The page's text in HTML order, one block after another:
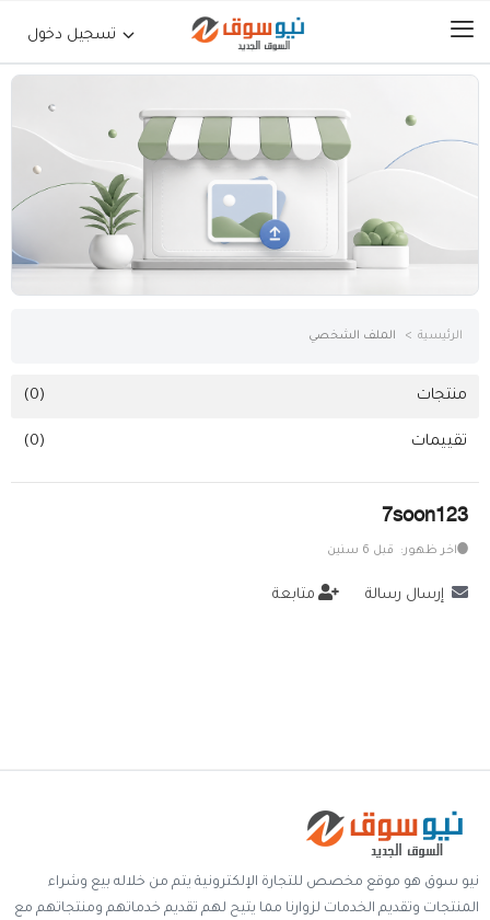
تسجيل دخول
الرئيسية
جوالات أجهزة لوحية
أثاث وديكورات
خدمات
الرئيسية الملف الشخصي
منتجات (0)
تقييمات (0)
7soon123
اخر ظهور: قبل 6 سنين
إرسال رسالة متابعة
نيو سوق هو موقع مخصص للتجارة الإلكترونية يتم من خلاله بيع وشراء
المنتجات وتقديم الخدمات لزوارنا مما يتيح لهم تقديم خدماتهم ومنتجاتهم مع